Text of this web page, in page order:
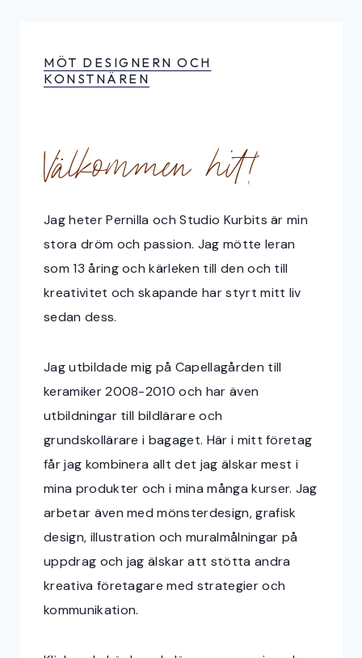
MÖT DESIGNERN OCH
KONSTNÄREN
Välkommen hit!
Jag heter Pernilla och Studio Kurbits är min
stora dröm och passion. Jag mötte leran
som 13 åring och kärleken till den och till
kreativitet och skapande har styrt mitt liv
sedan dess.
Jag utbildade mig på Capellagården till
keramiker 2008-2010 och har även
utbildningar till bildlärare och
grundskollärare i bagaget. Här i mitt företag
får jag kombinera allt det jag älskar mest i
mina produkter och i mina många kurser. Jag
arbetar även med mönsterdesign, grafisk
design, illustration och muralmålningar på
uppdrag och jag älskar att stötta andra
kreativa företagare med strategier och
kommunikation.